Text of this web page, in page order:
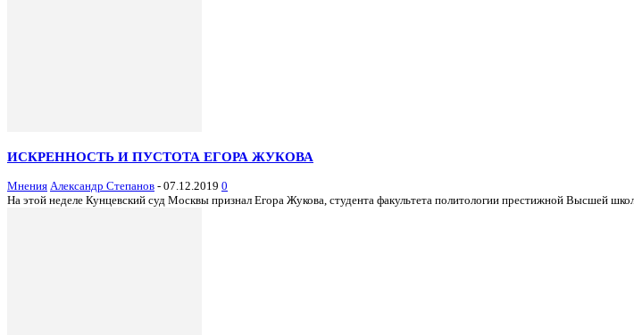
ИСКРЕННОСТЬ И ПУСТОТА ЕГОРА ЖУКОВА
Мнения Александр Степанов - 07.12.2019 0
На этой неделе Кунцевский суд Москвы признал Егора Жукова, студента факультета политологии престижной Высшей